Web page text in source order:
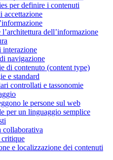
per definire i contenuti
accettazione
dell’informazione
interazione
navigazione
di contenuto (content type)
e standard
controllati e tassonomie
le persone sul web
per un linguaggio semplice
collaborativa
e localizzazione dei contenuti